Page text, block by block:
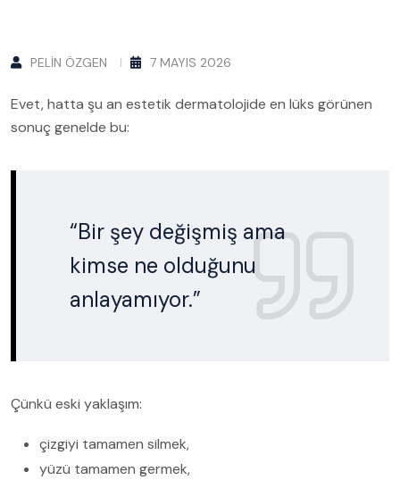
PELIN ÖZGEN 7 MAYIS 2026
Evet, hatta şu an estetik dermatolojide en lüks görünen
sonuç genelde bu:
“Bir şey değişmiş ama
kimse ne olduğunu
anlayamıyor.”
Çünkü eski yaklaşım:
çizgiyi tamamen silmek,
yüzü tamamen germek,